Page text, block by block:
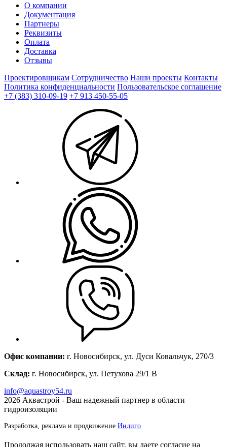
О компании
Документация
Партнеры
Реквизиты
Оплата
Доставка
Отзывы
Проектировщикам Сотрудничество Наши проекты Контакты
Политика конфиденциальности Пользовательское соглашение
+7 (383) 310-09-19 +7 913 450-55-05
Офис компании: г. Новосибирск, ул. Дуси Ковальчук, 270/3
Склад: г. Новосибирск, ул. Петухова 29/1 В
info@aquastroy54.ru
2026 Аквастрой - Ваш надежный партнер в области
гидроизоляции
Разработка, реклама и продвижение Индиго
Продолжая использовать наш сайт, вы даете согласие на